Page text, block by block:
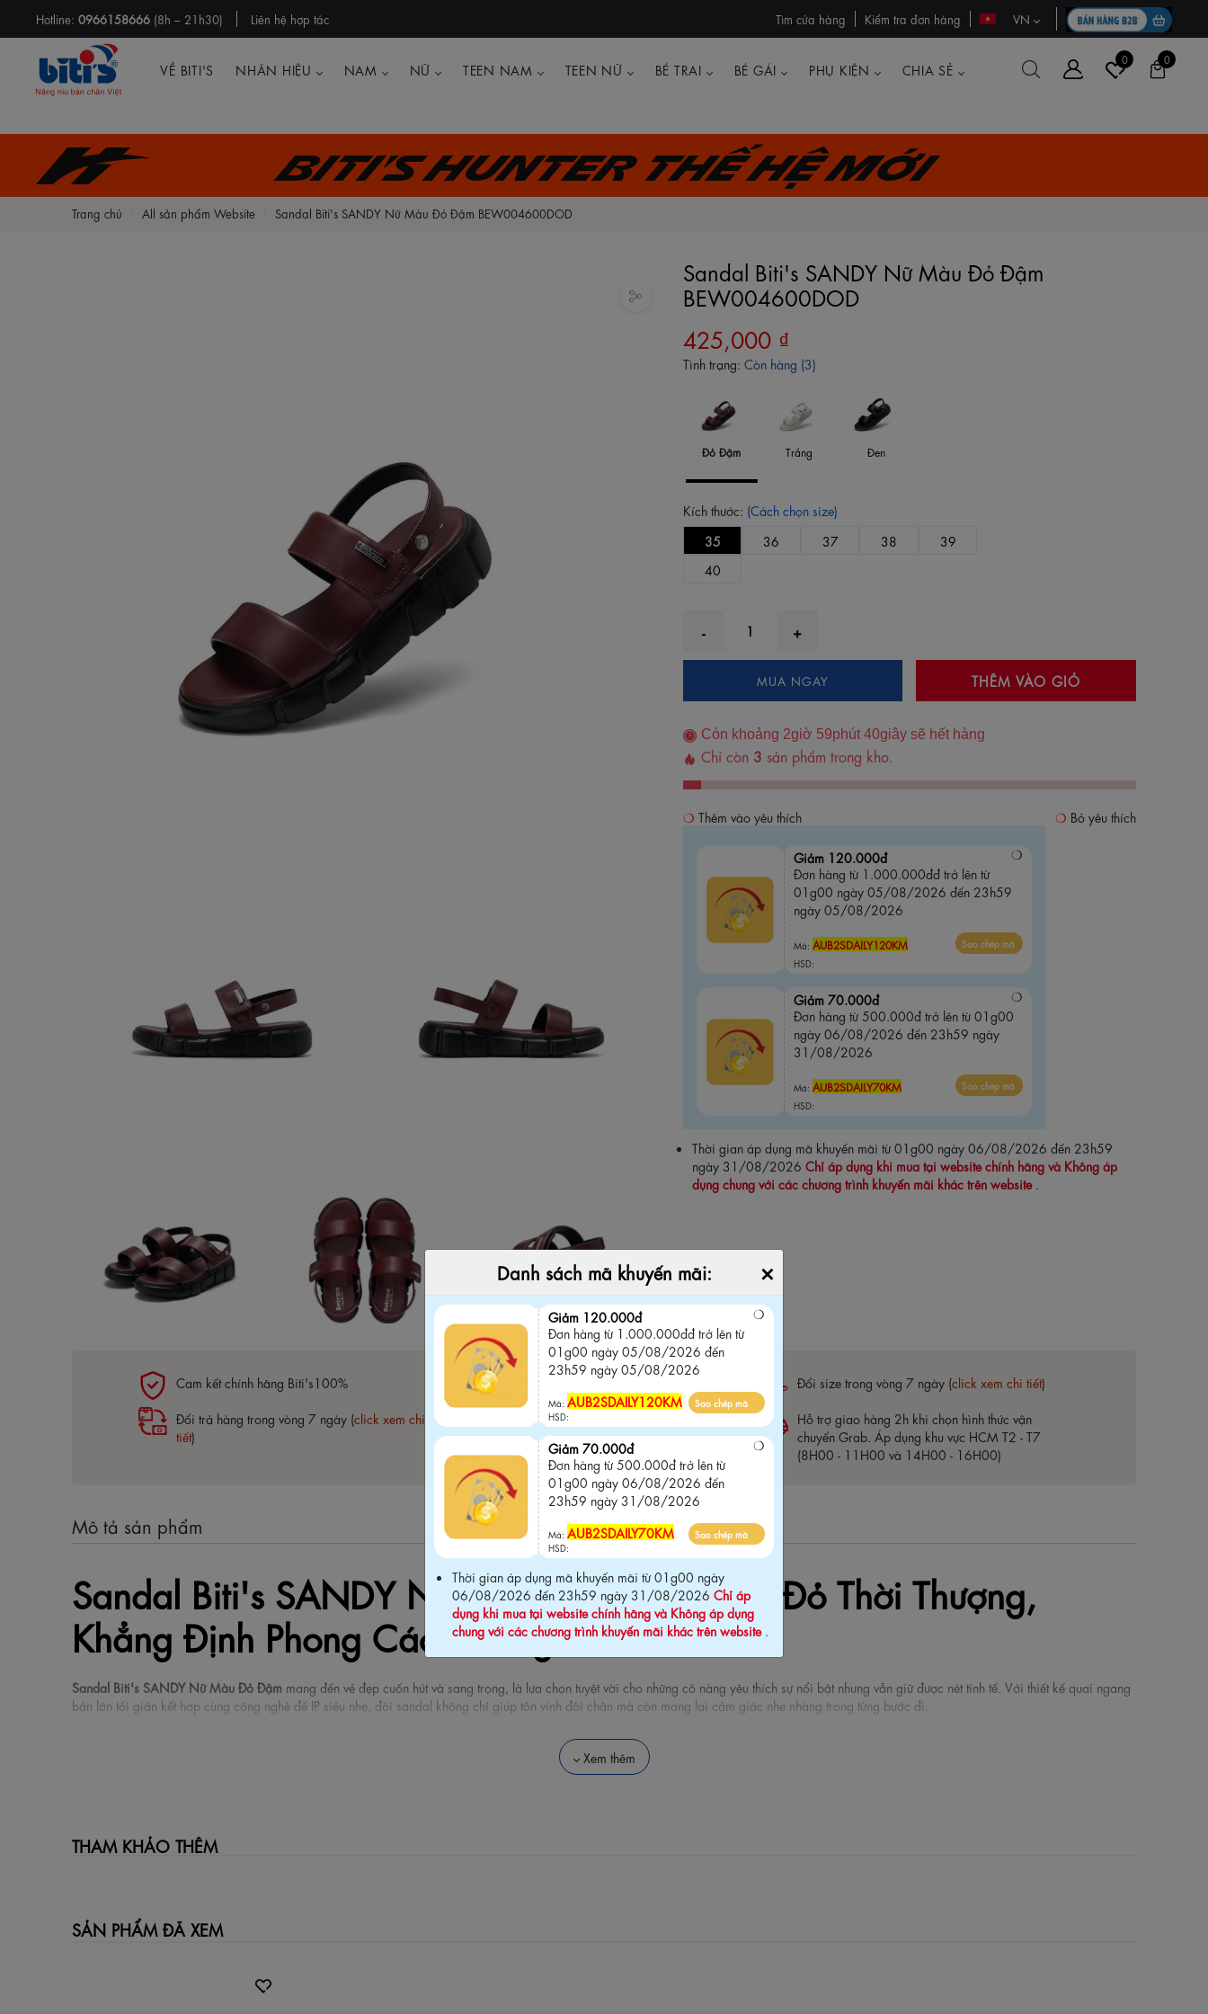
Hotline: 0966158666 (8h – 21h30) Liên hệ hợp tác Tìm cửa hàng Kiểm tra đơn hàng VN
VỀ BITI'S NHÃN HIỆU NAM NỮ TEEN NAM TEEN NỮ BÉ TRAI BÉ GÁI PHỤ KIỆN CHIA SẺ
0 0
Biti's Hunter thế hệ mới
Trang chủ All sản phẩm Website Sandal Biti's SANDY Nữ Màu Đỏ Đậm BEW004600DOD
Sandal Biti's SANDY Nữ Màu Đỏ Đậm
BEW004600DOD
425,000 ₫
Tình trạng: Còn hàng (3)
Trắng
Đỏ Đậm Đen
Kích thước: (Cách chọn size)
35
36 37 38
39
40
MUA NGAY THÊM VÀO GIỎ
Còn khoảng 2giờ 59phút 39giây sẽ hết hàng
Chỉ còn 3 sản phẩm trong kho.
Thêm vào yêu thích Bỏ yêu thích
Giảm 120.000đ
Đơn hàng từ 1.000.000đđ trở lên từ
01g00 ngày 05/08/2026 đến 23h59
ngày 05/08/2026
Mã:AUB2SDAILY120KM
HSD:
Sao chép mã
Giảm 70.000đ
Đơn hàng từ 500.000đ trở lên từ 01g00
ngày 06/08/2026 đến 23h59 ngày
31/08/2026
Mã:AUB2SDAILY70KM
HSD:
Sao chép mã
Thời gian áp dụng mã khuyến mãi từ 01g00 ngày 06/08/2026 đến 23h59
ngày 31/08/2026 Chỉ áp dụng khi mua tại website chính hãng và Không áp
dụng chung với các chương trình khuyến mãi khác trên website
Cam kết chính hãng Biti's100% Bảo hành 03 tháng (click xem chi tiết Đổi size trong vòng 7 ngày (click xem chi tiết)
Đổi trả hàng trong vòng 7 ngày (click xem chi
tiết)
Free ship đơn hàng 1.5 Triệu
Hỗ trợ giao hàng 2h khi chọn hình thức vận
chuyển Grab. Áp dụng khu vực HCM T2 - T7
(8H00 - 11H00 và 14H00 - 16H00)
Mô tả sản phẩm
Sandal Biti's SANDY Nữ Màu Đỏ Đậm – Sắc Đỏ Thời Thượng,
Khẳng Định Phong Cách Riêng
Sandal Biti's SANDY Nữ Màu Đỏ Đậm mang đến vẻ đẹp cuốn hút và sang trọng, là lựa chọn tuyệt vời cho những cô nàng yêu thích sự nổi bật nhưng vẫn giữ được nét tinh tế. Với thiết kế quai ngang
bản lớn tối giản kết hợp cùng công nghệ đế IP siêu nhẹ, đôi sandal không chỉ giúp tôn vinh đôi chân mà còn mang lại cảm giác nhẹ nhàng trong từng bước đi.
Độ đàn hồi và uốn gấp tối ưu: Đế IP không chỉ nhẹ mà còn có khả năng uốn gấp và đàn hồi cực tốt, giúp giày linh hoạt theo từng chuyển động tự nhiên của bàn chân.
Thông số kỹ thuật sản phẩm
Màu sắc: Đỏ Đậm (Dark Red) phối đế Đen.
Xem thêm
THAM KHẢO THÊM
SẢN PHẨM ĐÃ XEM
Danh sách mã khuyến mãi: ×
Giảm 120.000đ
Đơn hàng từ 1.000.000đđ trở lên từ
01g00 ngày 05/08/2026 đến
23h59 ngày 05/08/2026
Mã:AUB2SDAILY120KM
HSD:
Sao chép mã
Giảm 70.000đ
Đơn hàng từ 500.000đ trở lên từ
01g00 ngày 06/08/2026 đến
23h59 ngày 31/08/2026
Mã:AUB2SDAILY70KM
HSD:
Sao chép mã
Thời gian áp dụng mã khuyến mãi từ 01g00 ngày
06/08/2026 đến 23h59 ngày 31/08/2026 Chỉ áp
dụng khi mua tại website chính hãng và Không áp dụng
chung với các chương trình khuyến mãi khác trên website